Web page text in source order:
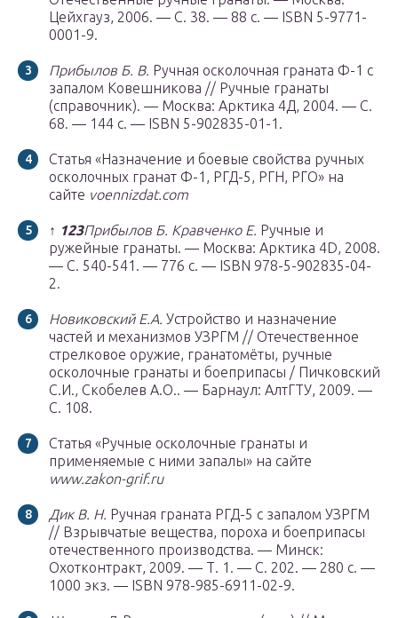
Цейхгауз, 2006. — С. 38. — 88 с. — ISBN 5-9771-
0001-9.
Прибылов Б. В. Ручная осколочная граната Ф-1 с
запалом Ковешникова // Ручные гранаты
(справочник). — Москва: Арктика 4Д, 2004. — С.
68. — 144 с. — ISBN 5-902835-01-1.
Статья «Назначение и боевые свойства ручных
осколочных гранат Ф-1, РГД-5, РГН, РГО» на
сайте voennizdat.com
↑ 123Прибылов Б. Кравченко Е. Ручные и
ружейные гранаты. — Москва: Арктика 4D, 2008.
— С. 540-541. — 776 с. — ISBN 978-5-902835-04-
2.
Новиковский Е.А. Устройство и назначение
частей и механизмов УЗРГМ // Отечественное
стрелковое оружие, гранатомёты, ручные
осколочные гранаты и боеприпасы / Пичковский
С.И., Скобелев А.О.. — Барнаул: АлтГТУ, 2009. —
С. 108.
Статья «Ручные осколочные гранаты и
применяемые с ними запалы» на сайте
www.zakon-grif.ru
Дик В. Н. Ручная граната РГД-5 с запалом УЗРГМ
// Взрывчатые вещества, пороха и боеприпасы
отечественного производства. — Минск:
Охотконтракт, 2009. — Т. 1. — С. 202. — 280 с. —
1000 экз. — ISBN 978-985-6911-02-9.